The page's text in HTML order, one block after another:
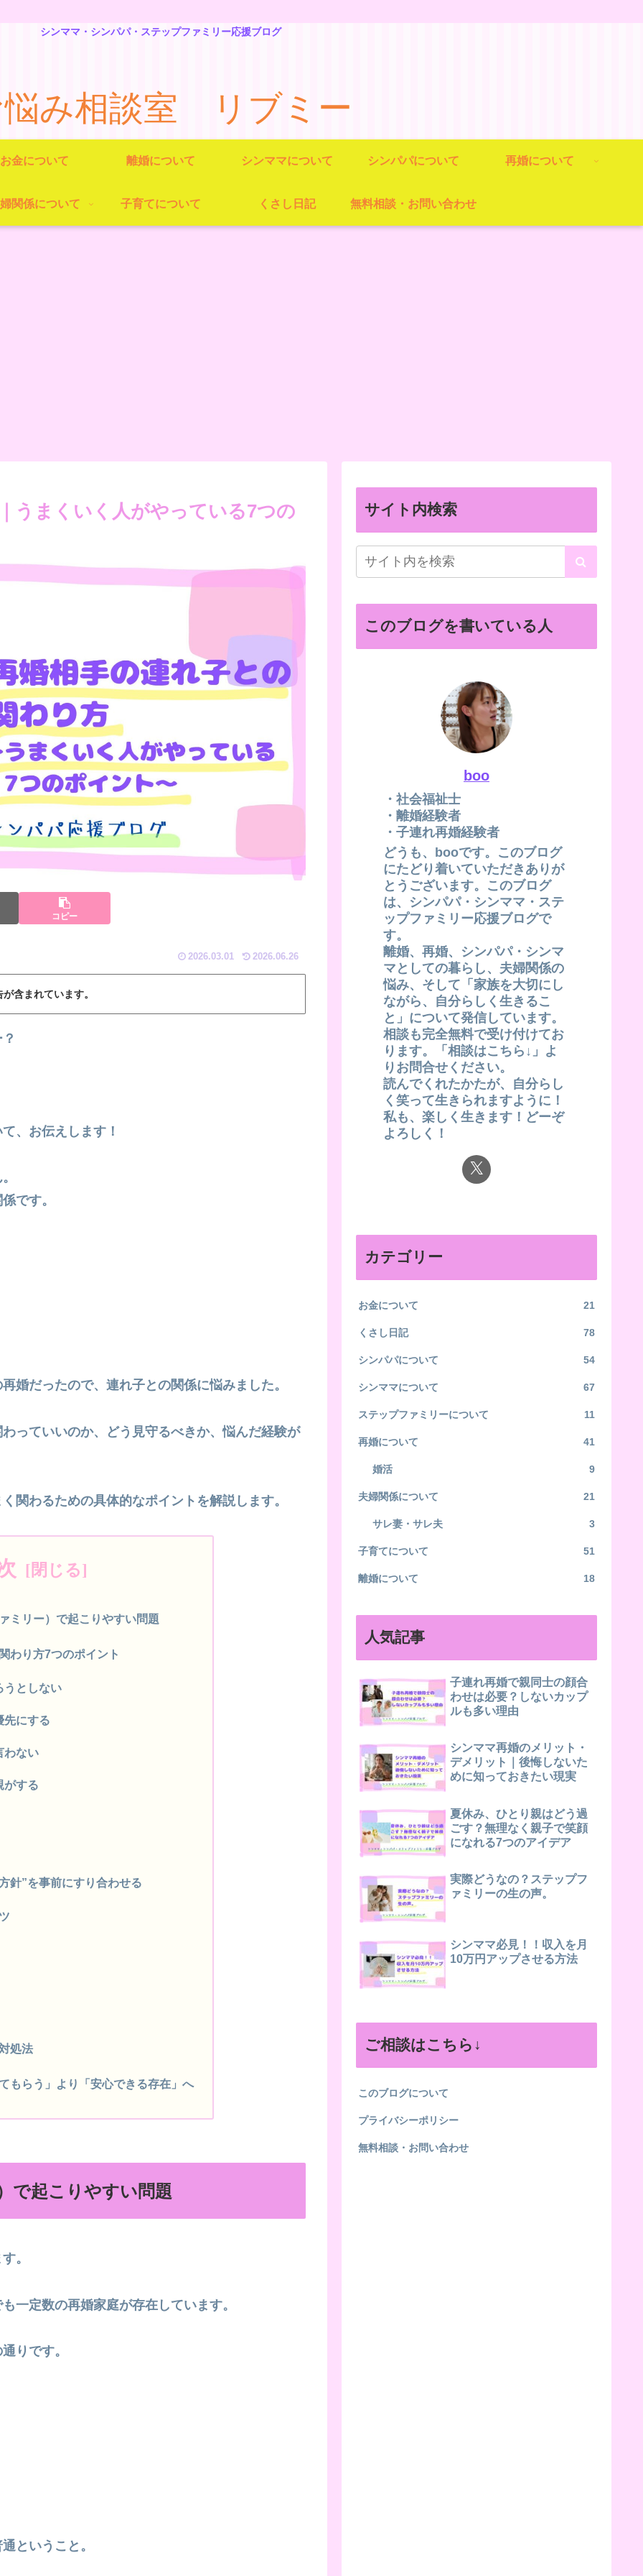
シンママ・シンパパ・ステップファミリー応援ブログ
み相談室 リブミー
お金について 離婚について シンママについて シンパパについて 再婚について
関係について 子育てについて くさし日記 無料相談・お問い合わせ
うまくいく人がやっている7つの
コピー
2026.03.01 2026.06.26
含まれています。
、お伝えします！
です。
婚だったので、連れ子との関係に悩みました。
っていいのか、どう見守るべきか、悩んだ経験が
関わるための具体的なポイントを解説します。
ミリー）で起こりやすい問題
わり方7つのポイント
うとしない
先にする
わない
がする
針”を事前にすり合わせる
処法
もらう」より「安心できる存在」へ
で起こりやすい問題
。
一定数の再婚家庭が存在しています。
りです。
通ということ。
サイト内検索
このブログを書いている人
boo
・社会福祉士
・離婚経験者
・子連れ再婚経験者
どうも、booです。このブログ
にたどり着いていただきありが
とうございます。このブログ
は、シンパパ・シンママ・ステ
ップファミリー応援ブログで
す。
離婚、再婚、シンパパ・シンマ
マとしての暮らし、夫婦関係の
悩み、そして「家族を大切にし
ながら、自分らしく生きるこ
と」について発信しています。
相談も完全無料で受け付けてお
ります。「相談はこちら↓」よ
りお問合せください。
読んでくれたかたが、自分らし
く笑って生きられますように！
私も、楽しく生きます！どーぞ
よろしく！
カテゴリー
お金について 21
くさし日記 78
シンパパについて 54
シンママについて 67
ステップファミリーについて 11
再婚について 41
婚活 9
夫婦関係について 21
サレ妻・サレ夫 3
子育てについて 51
離婚について 18
人気記事
子連れ再婚で親同士の顔合
わせは必要？しないカップ
ルも多い理由
シンママ再婚のメリット・
デメリット｜後悔しないた
めに知っておきたい現実
夏休み、ひとり親はどう過
ごす？無理なく親子で笑顔
になれる7つのアイデア
実際どうなの？ステップフ
ァミリーの生の声。
シンママ必見！！収入を月
10万円アップさせる方法
ご相談はこちら↓
このブログについて
プライバシーポリシー
無料相談・お問い合わせ